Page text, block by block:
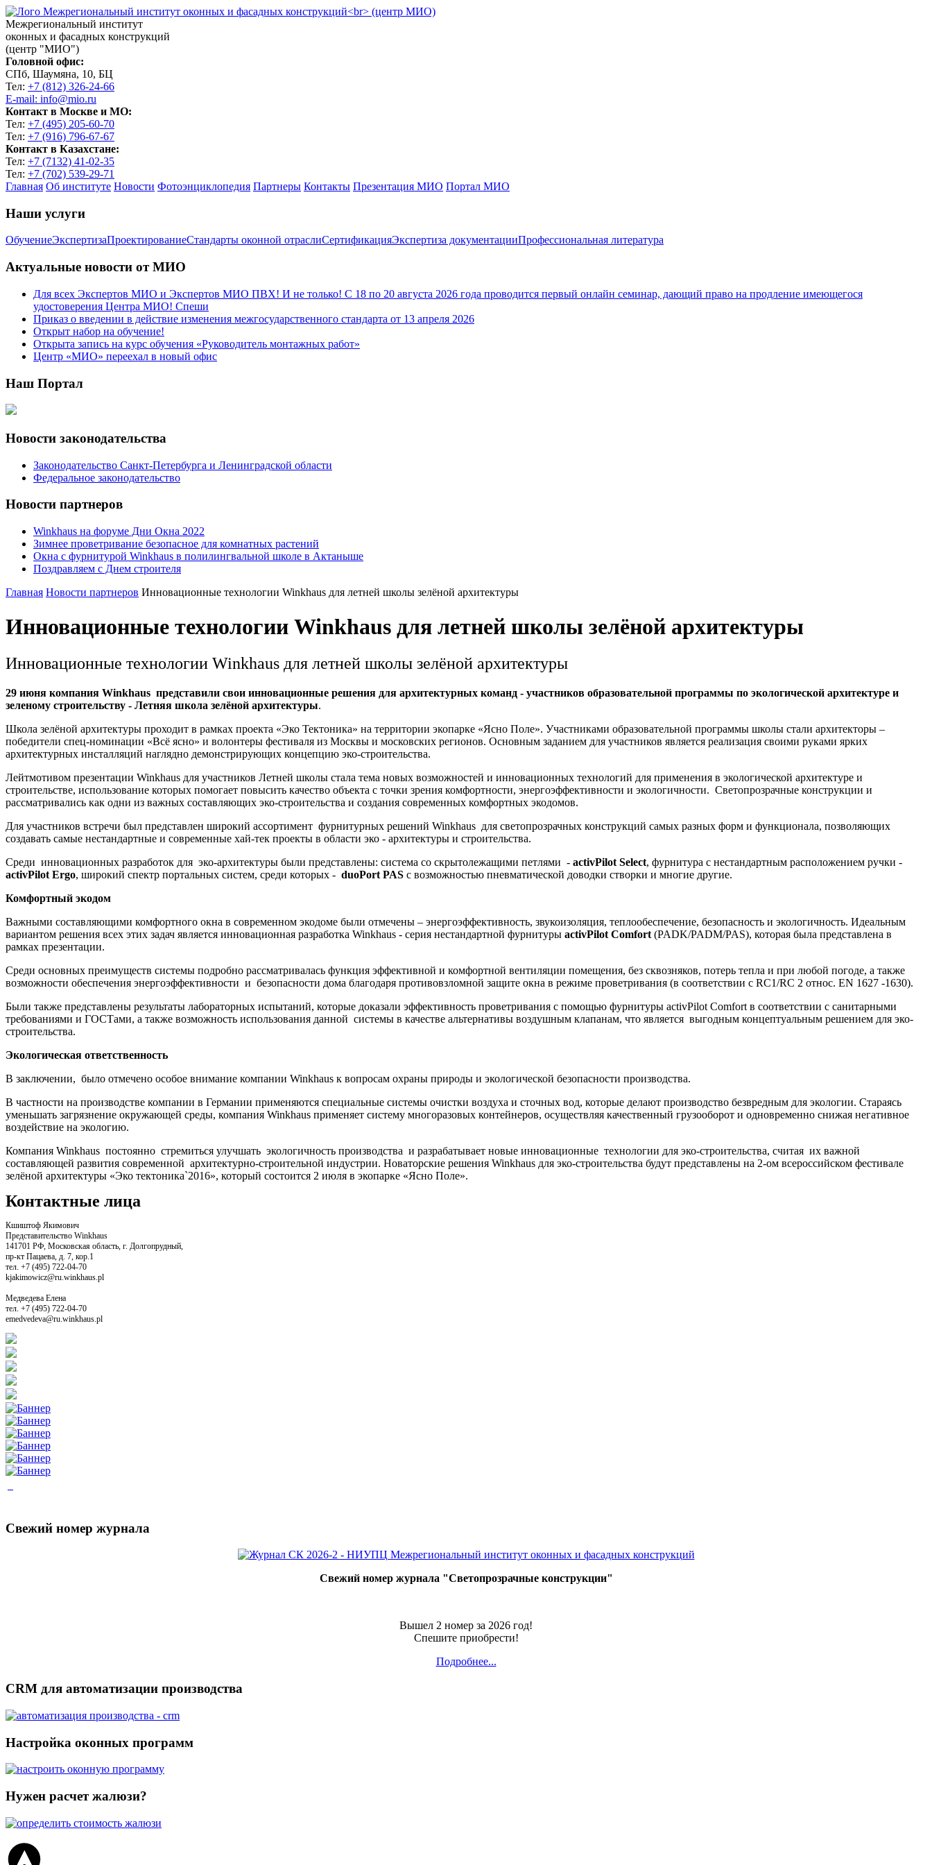
Межрегиональный институт
оконных и фасадных конструкций
(центр "МИО")
Головной офис:
СПб, Шаумяна, 10, БЦ
Тел: +7 (812) 326-24-66
E-mail: info@mio.ru
Контакт в Москве и МО:
Тел: +7 (495) 205-60-70
Тел: +7 (916) 796-67-67
Контакт в Казахстане:
Тел: +7 (7132) 41-02-35
Тел: +7 (702) 539-29-71
Главная Об институте Новости Фотоэнциклопедия Партнеры Контакты Презентация МИО Портал МИО
Наши услуги
ОбучениеЭкспертизаПроектированиеСтандарты оконной отраслиСертификацияЭкспертиза документацииПрофессиональная литература
Актуальные новости от МИО
Для всех Экспертов МИО и Экспертов МИО ПВХ! И не только! С 18 по 20 августа 2026 года проводится первый онлайн семинар, дающий право на продление имеющегося
удостоверения Центра МИО! Спеши
Приказ о введении в действие изменения межгосударственного стандарта от 13 апреля 2026
Открыт набор на обучение!
Открыта запись на курс обучения «Руководитель монтажных работ»
Центр «МИО» переехал в новый офис
Наш Портал
Новости законодательства
Законодательство Санкт-Петербурга и Ленинградской области
Федеральное законодательство
Новости партнеров
Winkhaus на форуме Дни Окна 2022
Зимнее проветривание безопасное для комнатных растений
Окна с фурнитурой Winkhaus в полилингвальной школе в Актаныше
Поздравляем с Днем строителя
Главная Новости партнеров Инновационные технологии Winkhaus для летней школы зелёной архитектуры
Инновационные технологии Winkhaus для летней школы зелёной архитектуры
Инновационные технологии Winkhaus для летней школы зелёной архитектуры
29 июня компания Winkhaus представили свои инновационные решения для архитектурных команд - участников образовательной программы по экологической архитектуре и
зеленому строительству - Летняя школа зелёной архитектуры.
Школа зелёной архитектуры проходит в рамках проекта «Эко Тектоника» на территории экопарке «Ясно Поле». Участниками образовательной программы школы стали архитекторы –
победители спец-номинации «Всё ясно» и волонтеры фестиваля из Москвы и московских регионов. Основным заданием для участников является реализация своими руками ярких
архитектурных инсталляций наглядно демонстрирующих концепцию эко-строительства.
Лейтмотивом презентации Winkhaus для участников Летней школы стала тема новых возможностей и инновационных технологий для применения в экологической архитектуре и
строительстве, использование которых помогает повысить качество объекта с точки зрения комфортности, энергоэффективности и экологичности. Светопрозрачные конструкции и
рассматривались как одни из важных составляющих эко-строительства и создания современных комфортных экодомов.
Для участников встречи был представлен широкий ассортимент фурнитурных решений Winkhaus для светопрозрачных конструкций самых разных форм и функционала, позволяющих
создавать самые нестандартные и современные хай-тек проекты в области эко - архитектуры и строительства.
Среди инновационных разработок для эко-архитектуры были представлены: система со скрытолежащими петлями - activPilot Select, фурнитура с нестандартным расположением ручки -
activPilot Ergo, широкий спектр портальных систем, среди которых - duoPort PAS с возможностью пневматической доводки створки и многие другие.
Комфортный экодом
Важными составляющими комфортного окна в современном экодоме были отмечены – энергоэффективность, звукоизоляция, теплообеспечение, безопасность и экологичность. Идеальным
вариантом решения всех этих задач является инновационная разработка Winkhaus - серия нестандартной фурнитуры activPilot Comfort (PADK/PADM/PAS), которая была представлена в
рамках презентации.
Среди основных преимуществ системы подробно рассматривалась функция эффективной и комфортной вентиляции помещения, без сквозняков, потерь тепла и при любой погоде, а также
возможности обеспечения энергоэффективности и безопасности дома благодаря противовзломной защите окна в режиме проветривания (в соответствии с RC1/RC 2 относ. EN 1627 -1630).
Были также представлены результаты лабораторных испытаний, которые доказали эффективность проветривания с помощью фурнитуры activPilot Comfort в соответствии с санитарными
требованиями и ГОСТами, а также возможность использования данной системы в качестве альтернативы воздушным клапанам, что является выгодным концептуальным решением для эко-
строительства.
Экологическая ответственность
В заключении, было отмечено особое внимание компании Winkhaus к вопросам охраны природы и экологической безопасности производства.
В частности на производстве компании в Германии применяются специальные системы очистки воздуха и сточных вод, которые делают производство безвредным для экологии. Стараясь
уменьшать загрязнение окружающей среды, компания Winkhaus применяет систему многоразовых контейнеров, осуществляя качественный грузооборот и одновременно снижая негативное
воздействие на экологию.
Компания Winkhaus постоянно стремиться улучшать экологичность производства и разрабатывает новые инновационные технологии для эко-строительства, считая их важной
составляющей развития современной архитектурно-строительной индустрии. Новаторские решения Winkhaus для эко-строительства будут представлены на 2-ом всероссийском фестивале
зелёной архитектуры «Эко тектоника`2016», который состоится 2 июля в экопарке «Ясно Поле».
Контактные лица
Кшиштоф Якимович
Представительство Winkhaus
141701 РФ, Московская область, г. Долгопрудный,
пр-кт Пацаева, д. 7, кор.1
тел. +7 (495) 722-04-70
kjakimowicz@ru.winkhaus.pl
Медведева Елена
тел. +7 (495) 722-04-70
emedvedeva@ru.winkhaus.pl
Свежий номер журнала
Свежий номер журнала "Светопрозрачные конструкции"
Вышел 2 номер за 2026 год!
Спешите приобрести!
Подробнее...
CRM для автоматизации производства
Настройка оконных программ
Нужен расчет жалюзи?